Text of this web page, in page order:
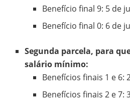
Benefício final 9: 5 de
Benefício final 0: 6 de
Segunda parcela, para
salário mínimo:
Benefícios finais 1 e 6:
Benefícios finais 2 e 7: